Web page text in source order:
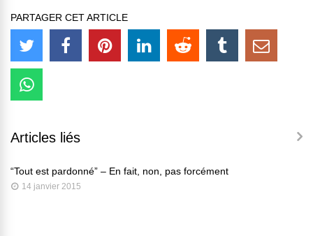
PARTAGER CET ARTICLE
Articles liés
“Tout est pardonné” – En fait, non, pas forcément
14 janvier 2015